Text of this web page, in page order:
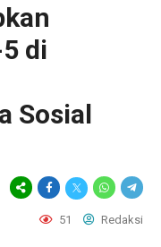
di
Sosial
51 Redaksi